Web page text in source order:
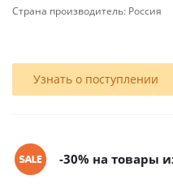
Страна производитель: Россия
Узнать о поступлении
-30% на товары